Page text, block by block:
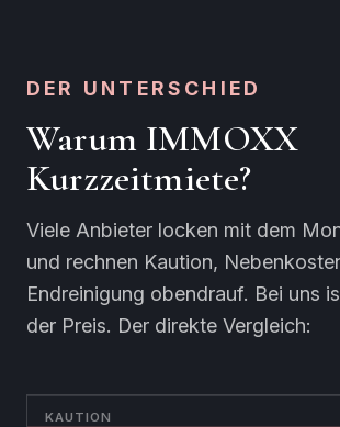
DER UNTERSCHIED
Warum IMMOXX
Kurzzeitmiete?
Viele Anbieter locken mit dem
und rechnen Kaution,
Endreinigung obendrauf. Bei uns
der Preis. Der direkte Vergleich:
KAUTION